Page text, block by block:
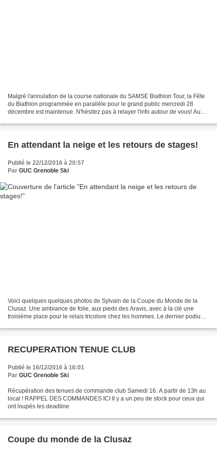
Malgré l'annulation de la course nationale du SAMSE Biathlon Tour, la Fête
du Biathlon programmée en parallèle pour le grand public mercredi 28
décembre est maintenue. N'hésitez pas à relayer l'info autour de vous! Au
En attendant la neige et les retours de stages!
Publié le 22/12/2016 à 20:57
Par GUC Grenoble Ski
Voici quelques quelques photos de Sylvain de la Coupe du Monde de la
Clusaz. Une ambiance de folie, aux pieds des Aravis, avec à la clé une
troisième place pour le relais tricolore chez les hommes. Le dernier podium
RECUPERATION TENUE CLUB
Publié le 16/12/2016 à 16:01
Par GUC Grenoble Ski
Récupération des tenues de commande club Samedi 16. A partir de 13h au
local ! RAPPEL DES COMMANDES ICI Il y a un peu de stock pour ceux qui
ont loupés les deadline
Coupe du monde de la Clusaz